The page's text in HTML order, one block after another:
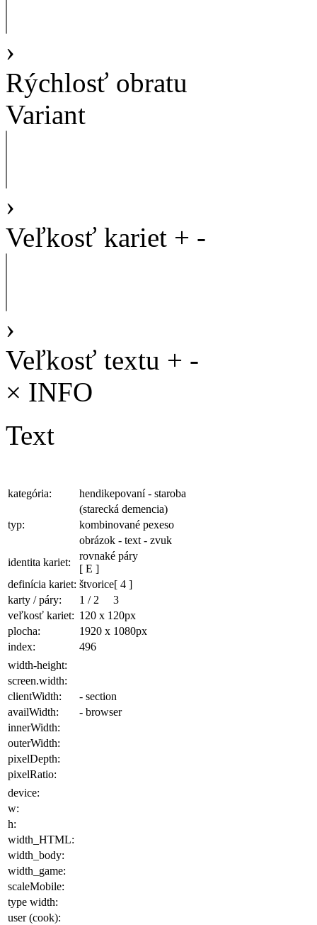
›
Rýchlosť obratu
Variant
›
Veľkosť kariet + -
›
Veľkosť textu + -
× INFO
Text
kategória:
hendikepovaní - staroba
(starecká demencia)
typ:
kombinované pexeso
obrázok - text - zvuk
identita kariet:
rovnaké páry
[ E ]
definícia kariet: štvorice[ 4 ]
karty / páry:
1 / 2
3
veľkosť kariet: 120 x 120px
plocha: 1920 x 1080px
index:
496
width-height:
screen.width:
clientWidth:
- section
availWidth:
- browser
innerWidth:
outerWidth:
pixelDepth:
pixelRatio:
device:
w:
h:
width_HTML:
width_body:
width_game:
scaleMobile:
type width:
user (cook):